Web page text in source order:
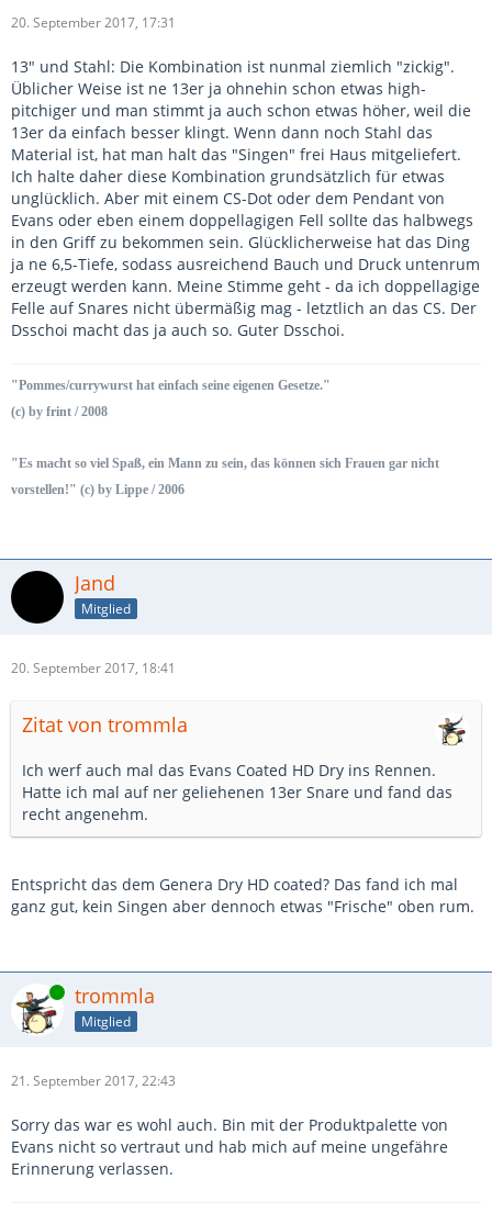
20. September 2017, 17:31
13" und Stahl: Die Kombination ist nunmal ziemlich "zickig".
Üblicher Weise ist ne 13er ja ohnehin schon etwas high-
pitchiger und man stimmt ja auch schon etwas höher, weil die
13er da einfach besser klingt. Wenn dann noch Stahl das
Material ist, hat man halt das "Singen" frei Haus mitgeliefert.
Ich halte daher diese Kombination grundsätzlich für etwas
unglücklich. Aber mit einem CS-Dot oder dem Pendant von
Evans oder eben einem doppellagigen Fell sollte das halbwegs
in den Griff zu bekommen sein. Glücklicherweise hat das Ding
ja ne 6,5-Tiefe, sodass ausreichend Bauch und Druck untenrum
erzeugt werden kann. Meine Stimme geht - da ich doppellagige
Felle auf Snares nicht übermäßig mag - letztlich an das CS. Der
Dsschoi macht das ja auch so. Guter Dsschoi.
"Pommes/currywurst hat einfach seine eigenen Gesetze."
(c) by frint / 2008
"Es macht so viel Spaß, ein Mann zu sein, das können sich Frauen gar nicht
vorstellen!" (c) by Lippe / 2006
Jand
Mitglied
20. September 2017, 18:41
Zitat von trommla
Ich werf auch mal das Evans Coated HD Dry ins Rennen.
Hatte ich mal auf ner geliehenen 13er Snare und fand das
recht angenehm.
Entspricht das dem Genera Dry HD coated? Das fand ich mal
ganz gut, kein Singen aber dennoch etwas "Frische" oben rum.
Online trommla
Mitglied
21. September 2017, 22:43
Sorry das war es wohl auch. Bin mit der Produktpalette von
Evans nicht so vertraut und hab mich auf meine ungefähre
Erinnerung verlassen.